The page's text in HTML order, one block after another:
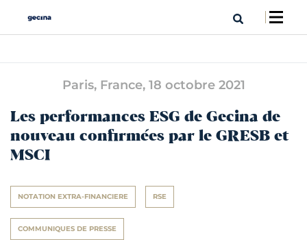
Paris, France, 18 octobre 2021
Les performances ESG de Gecina de
nouveau confirmées par le GRESB et
MSCI
NOTATION EXTRA-FINANCIERE RSE
COMMUNIQUES DE PRESSE